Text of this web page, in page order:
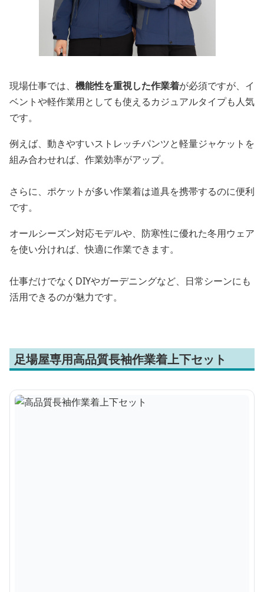
現場仕事では、 機能性を重視した作業着が必須ですが、イ
ベントや軽作業用としても使えるカジュアルタイプも人気
です。
例えば、動きやすいストレッチパンツと軽量ジャケットを
組み合わせれば、作業効率がアップ。
さらに、ポケットが多い作業着は道具を携帯するのに便利
です。
オールシーズン対応モデルや、防寒性に優れた冬用ウェア
を使い分ければ、快適に作業できます。
仕事だけでなくDIYやガーデニングなど、日常シーンにも
活用できるのが魅力です。
足場屋専用高品質長袖作業着上下セット